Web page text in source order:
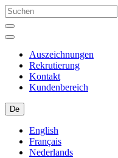
Auszeichnungen
Rekrutierung
Kontakt
Kundenbereich
De
English
Français
Nederlands